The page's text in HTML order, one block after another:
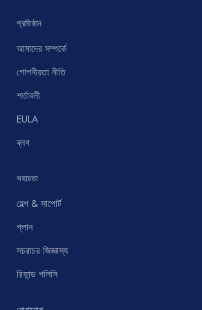
প্রতিষ্ঠান
আমাদের সম্পর্কে
গোপনীয়তা নীতি
শর্তাবলী
EULA
ব্লগ
সহায়তা
হেল্প & সাপোর্ট
প্লান
সচরাচর জিজ্ঞাস্য
রিফান্ড পলিসি